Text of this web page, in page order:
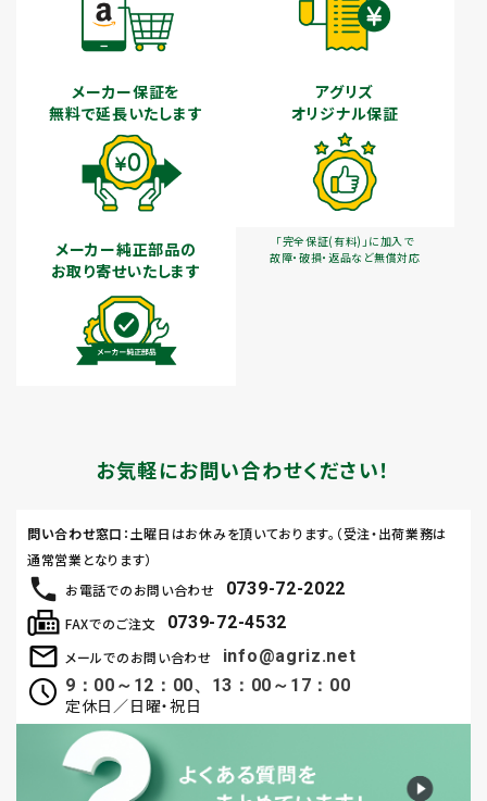
メーカー保証を
無料で延長いたします
アグリズ
オリジナル保証
「完全保証(有料)」に加入で
故障・破損・返品など無償対応
メーカー純正部品の
お取り寄せいたします
お気軽にお問い合わせください！
お電話でのお問い合わせ 0739-72-2022
メールでのお問い合わせ
info@agriz.net
9：00～12：00、13：00～17：00
定休日／日曜・祝日
FAXでのご注文 0739-72-4532
問い合わせ窓口 ：土曜日はお休みを頂いております。（受注・出荷業務は
通常営業となります）